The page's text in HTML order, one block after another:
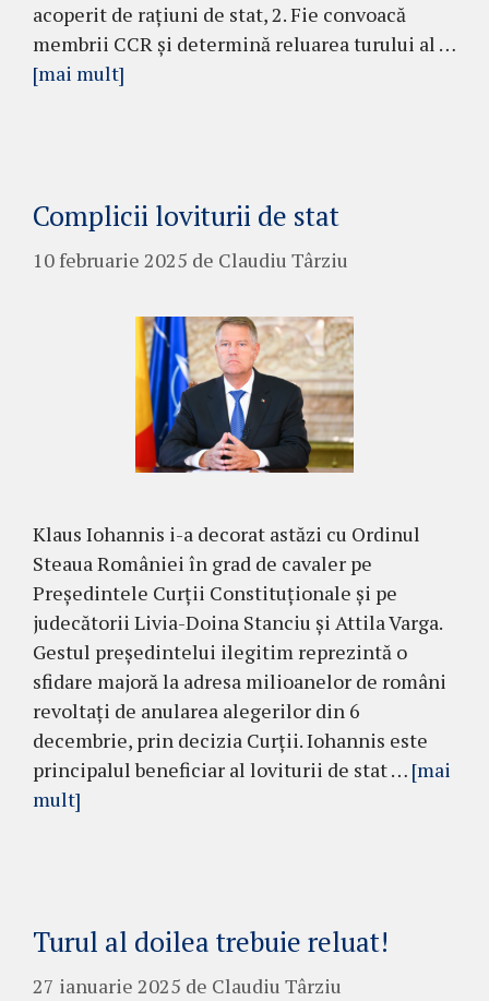
acoperit de rațiuni de stat, 2. Fie convoacă
membrii CCR și determină reluarea turului al …
[mai mult]
Complicii loviturii de stat
10 februarie 2025 de Claudiu Târziu
Klaus Iohannis i-a decorat astăzi cu Ordinul
Steaua României în grad de cavaler pe
Președintele Curții Constituționale și pe
judecătorii Livia-Doina Stanciu și Attila Varga.
Gestul președintelui ilegitim reprezintă o
sfidare majoră la adresa milioanelor de români
revoltați de anularea alegerilor din 6
decembrie, prin decizia Curții. Iohannis este
principalul beneficiar al loviturii de stat … [mai
mult]
Turul al doilea trebuie reluat!
27 ianuarie 2025 de Claudiu Târziu